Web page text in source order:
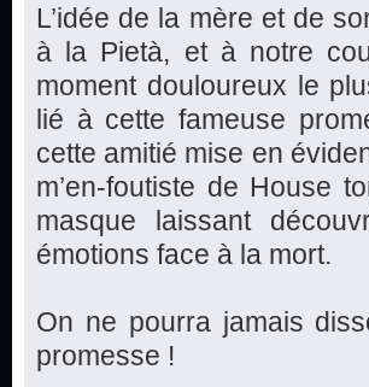
L’idée de la mère et de
à la Pietà, et à notre
moment douloureux le
lié à cette fameuse
cette amitié mise en
m’en-foutiste de House
masque laissant
émotions face à la mort.
On ne pourra jamais
promesse !